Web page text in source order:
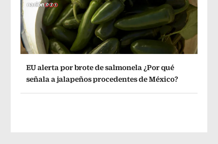
EU alerta por brote de salmonela ¿Por qué
señala a jalapeños procedentes de México?